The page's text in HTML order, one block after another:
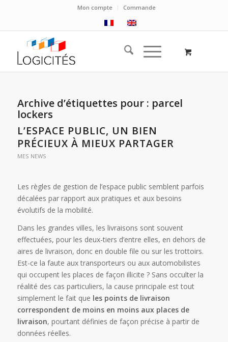
Mon compte Commande
Archive d’étiquettes pour : parcel
lockers
L’ESPACE PUBLIC, UN BIEN
PRÉCIEUX À MIEUX PARTAGER
MES NEWS
Les règles de gestion de l’espace public semblent parfois
décalées par rapport aux pratiques et aux besoins
évolutifs de la mobilité.
Dans les grandes villes, les livraisons sont souvent
effectuées, pour les deux-tiers d’entre elles, en dehors de
aires de livraison, donc en double file ou sur les trottoirs.
Est-ce la faute aux transporteurs ou aux automobilistes
qui occupent les places de façon illicite ? Sans occulter la
réalité des cas particuliers, la cause principale est tout
simplement le fait que les points de livraison
correspondent de moins en moins aux places de
livraison, pourtant définies de façon précise à partir de
données réelles.